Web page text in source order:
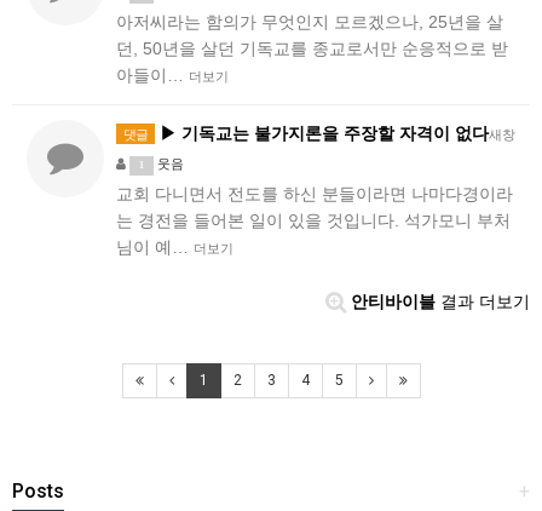
아저씨라는 함의가 무엇인지 모르겠으나, 25년을 살
던, 50년을 살던 기독교를 종교로서만 순응적으로 받
아들이…
더보기
새창
댓글 ▶ 기독교는 불가지론을 주장할 자격이 없다
웃음
교회 다니면서 전도를 하신 분들이라면 나마다경이라
는 경전을 들어본 일이 있을 것입니다. 석가모니 부처
님이 예…
더보기
안티바이블 결과 더보기
1 2 3 4 5
+
Posts